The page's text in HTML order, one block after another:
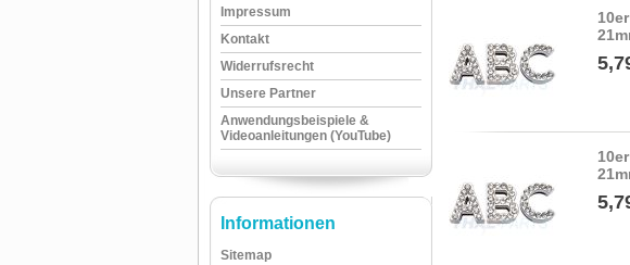
Impressum
Kontakt
Widerrufsrecht
Unsere Partner
Anwendungsbeispiele &
Videoanleitungen (YouTube)
Informationen
Sitemap